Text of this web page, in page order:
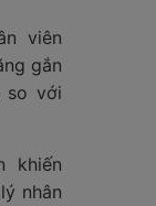
viên
gắn
so với
khiến
nhân